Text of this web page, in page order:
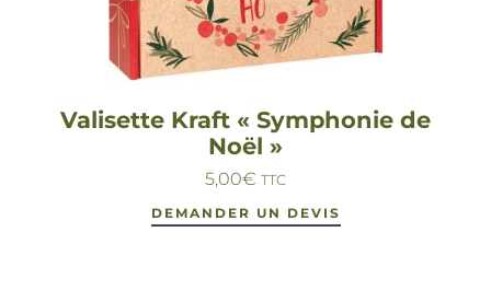
Valisette Kraft « Symphonie de
Noël »
5,00€ TTC
DEMANDER UN DEVIS